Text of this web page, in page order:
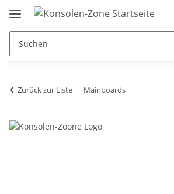
Zurück zur Liste Mainboards